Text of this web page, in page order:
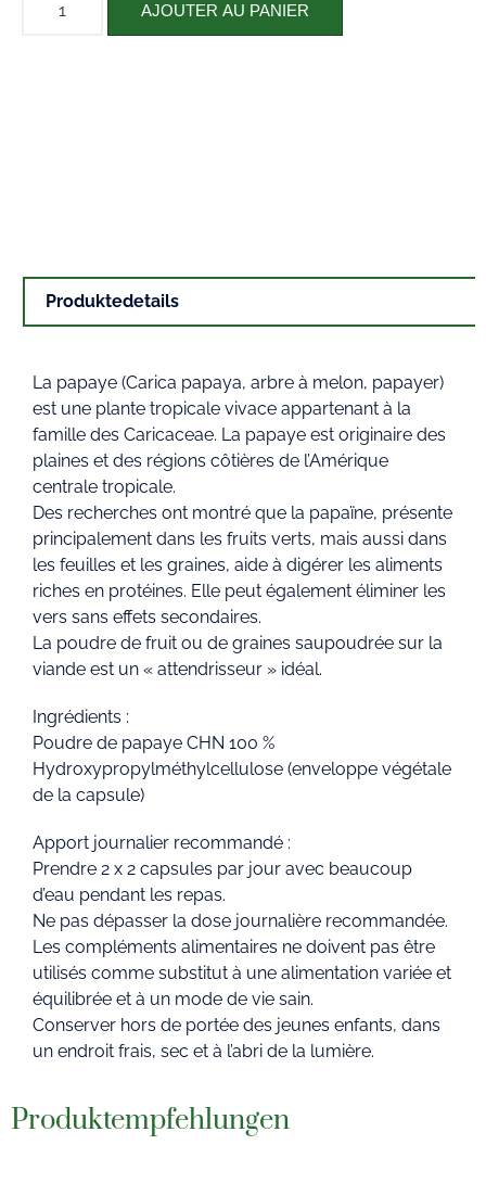
AJOUTER AU PANIER
Produktedetails
La papaye (Carica papaya, arbre à melon, papayer)
est une plante tropicale vivace appartenant à la
famille des Caricaceae. La papaye est originaire des
plaines et des régions côtières de l’Amérique
centrale tropicale.
Des recherches ont montré que la papaïne, présente
principalement dans les fruits verts, mais aussi dans
les feuilles et les graines, aide à digérer les aliments
riches en protéines. Elle peut également éliminer les
vers sans effets secondaires.
La poudre de fruit ou de graines saupoudrée sur la
viande est un « attendrisseur » idéal.
Ingrédients :
Poudre de papaye CHN 100 %
Hydroxypropylméthylcellulose (enveloppe végétale
de la capsule)
Apport journalier recommandé :
Prendre 2 x 2 capsules par jour avec beaucoup
d’eau pendant les repas.
Ne pas dépasser la dose journalière recommandée.
Les compléments alimentaires ne doivent pas être
utilisés comme substitut à une alimentation variée et
équilibrée et à un mode de vie sain.
Conserver hors de portée des jeunes enfants, dans
un endroit frais, sec et à l’abri de la lumière.
Produktempfehlungen